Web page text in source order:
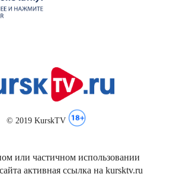
© 2019 KurskTV
или частичном использовании
активная ссылка на kursktv.ru